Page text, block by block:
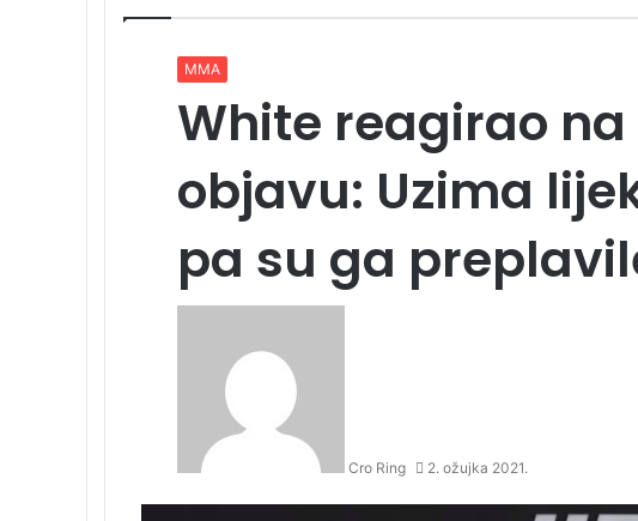
MMA
White reagirao
objavu: Uzima
pa su ga
Cro Ring 2. ožujka 2021.